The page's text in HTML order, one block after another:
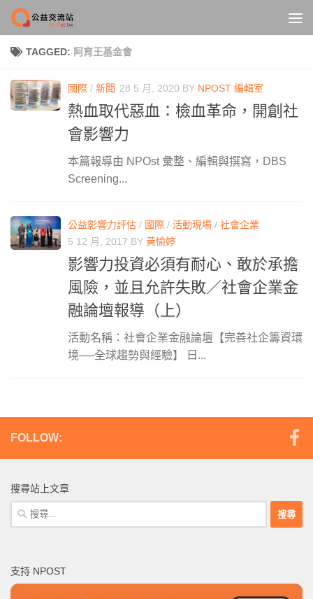
Skip to content
TAGGED: 阿育王基金會
國際 / 新聞 28 5 月, 2020 BY NPOST 編輯室
熱血取代惡血：檢血革命，開創社
會影響力
本篇報導由 NPOst 彙整、編輯與撰寫，DBS
Screening...
公益影響力評估 / 國際 / 活動現場 / 社會企業
5 12 月, 2017 BY 黃愉婷
影響力投資必須有耐心、敢於承擔
風險，並且允許失敗／社會企業金
融論壇報導（上）
活動名稱：社會企業金融論壇【完善社企籌資環
境──全球趨勢與經驗】 日...
FOLLOW:
搜尋站上文章
搜
尋
字:
支持 NPOST